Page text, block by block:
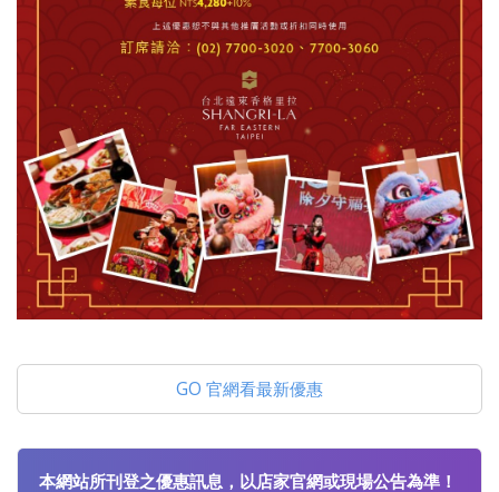
GO 官網看最新優惠
本網站所刊登之優惠訊息，以店家官網或現場公告為準！